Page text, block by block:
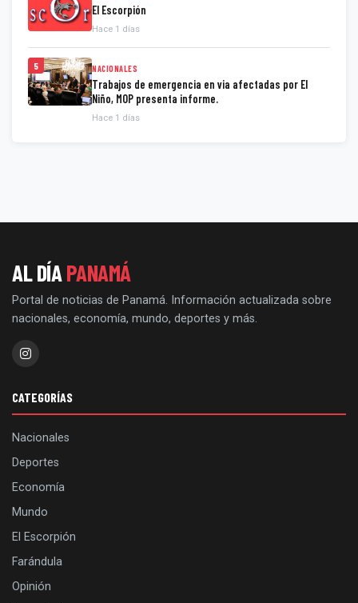
El Escorpión
Hace 1 días
5 NACIONALES
Trabajos de emergencia en via afectadas por El
Niño, MOP presenta informe.
Hace 1 días
AL DÍAPANAMÁ
Portal de noticias de Panamá. Información actualizada sobre
nacionales, economía, mundo, deportes y más.
CATEGORÍAS
Nacionales
Deportes
Economía
Mundo
El Escorpión
Farándula
Opinión